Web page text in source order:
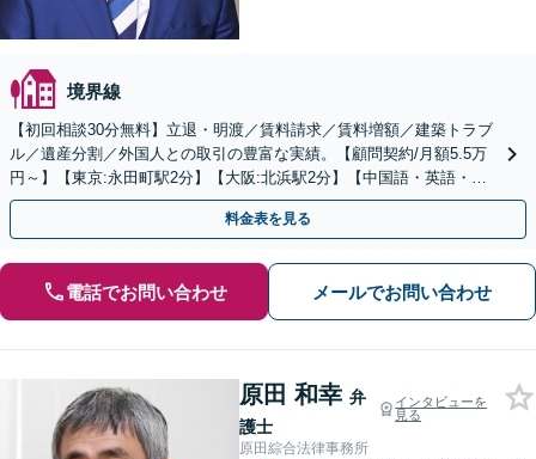
境界線
【初回相談30分無料】立退・明渡／賃料請求／賃料増額／建築トラブ
ル／遺産分割／外国人との取引の豊富な実績。【顧問契約/月額5.5万
円～】【東京:永田町駅2分】【大阪:北浜駅2分】【中国語・英語・韓
国語・ベトナム語・タイ語対応可】
料金表を見る
電話でお問い合わせ メールでお問い合わせ
原田 和幸 弁
護士
インタビューを
見る
原田綜合法律事務所